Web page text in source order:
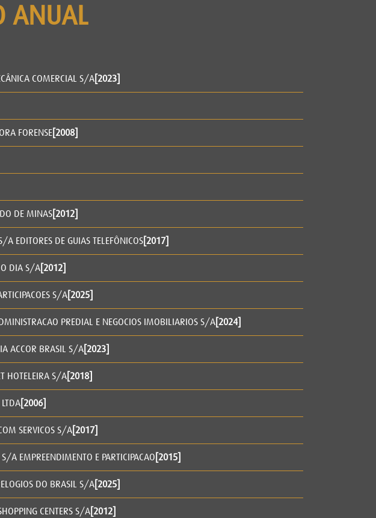
ANUAL
COMERCIAL S/A[2023]
FORENSE[2008]
DE MINAS[2012]
A EDITORES DE GUIAS TELEFÔNICOS[2017]
O DIA S/A[2012]
S/A[2025]
PREDIAL E NEGOCIOS IMOBILIARIOS S/A[2024]
ACCOR BRASIL S/A[2023]
HOTELEIRA S/A[2018]
[2006]
SERVICOS S/A[2017]
S/A EMPREENDIMENTO E PARTICIPACAO [2015]
DO BRASIL S/A[2025]
CENTERS S/A[2012]